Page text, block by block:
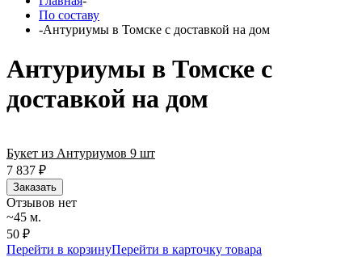
По составу
-Антуриумы в Томске с доставкой на дом
Антуриумы в Томске с
доставкой на дом
Букет из Антуриумов 9 шт
7 837 ₽
Заказать
Отзывов нет
~45 м.
50 ₽
Перейти в корзинуПерейти в карточку товара